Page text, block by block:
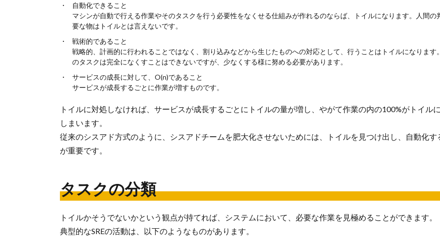
自動化できること
マシンが自動で行える作業やそのタスクを行う必要性をなくせる仕組みが作れるのならば、トイルになります。人間の
要な物はトイルとは言えないです。
戦術的であること
戦略的、計画的に行われることではなく、割り込みなどから生じたものへの対応として、行うことはトイルになります
のタスクは完全になくすことはできないですが、少なくする様に努める必要があります。
サービスの成長に対して、O(n)であること
サービスが成長するごとに作業が増すものです。
トイルに対処しなければ、サービスが成長するごとにトイルの量が増し、やがて作業の内の100%がトイル
しまいます。
従来のシスアド方式のように、シスアドチームを肥大化させないためには、トイルを見つけ出し、自動化す
が重要です。
タスクの分類
トイルかそうでないかという観点が持てれば、システムにおいて、必要な作業を見極めることができます。
典型的なSREの活動は、以下のようなものがあります。